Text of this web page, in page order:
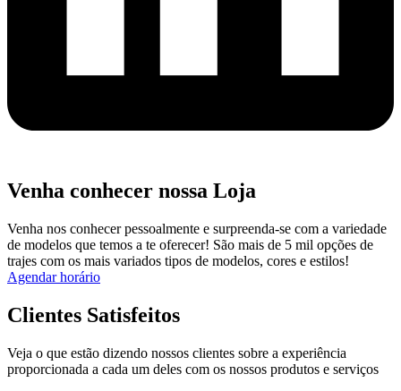
Venha conhecer nossa Loja
Venha nos conhecer pessoalmente e surpreenda-se com a variedade
de modelos que temos a te oferecer! São mais de 5 mil opções de
trajes com os mais variados tipos de modelos, cores e estilos!
Agendar horário
Clientes Satisfeitos
Veja o que estão dizendo nossos clientes sobre a experiência
proporcionada a cada um deles com os nossos produtos e serviços